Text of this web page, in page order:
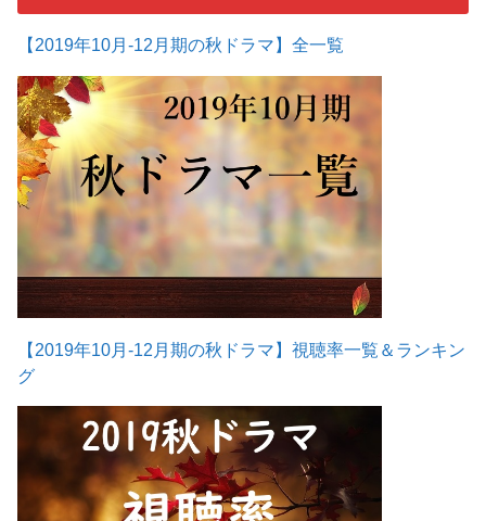
【2019年10月-12月期の秋ドラマ】全一覧
【2019年10月-12月期の秋ドラマ】視聴率一覧＆ランキン
グ